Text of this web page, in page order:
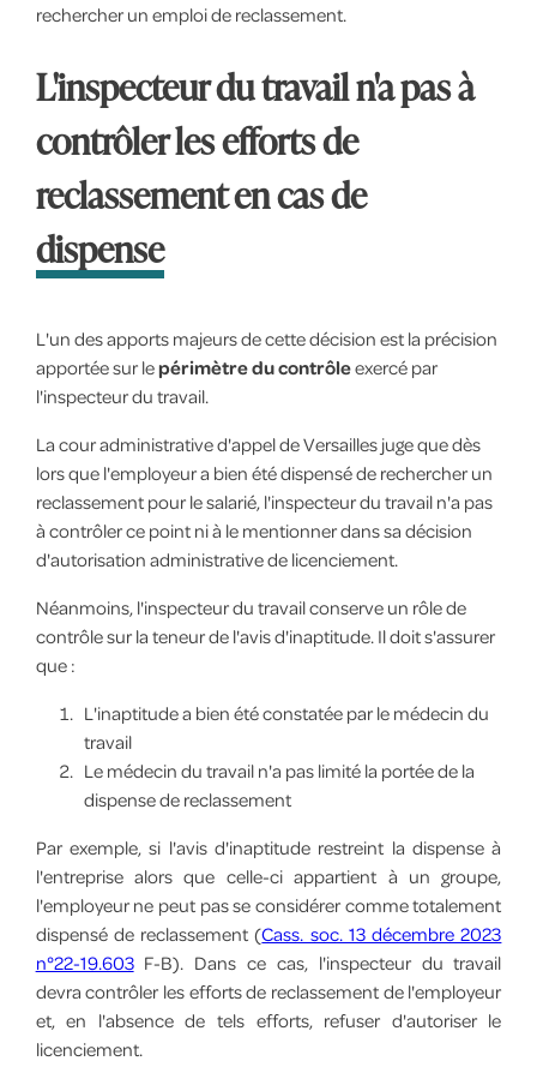
rechercher un emploi de reclassement.
L'inspecteur du travail n'a pas à
contrôler les efforts de
reclassement en cas de
dispense
L'un des apports majeurs de cette décision est la précision
apportée sur lepérimètre du contrôleexercé par
l'inspecteur du travail.
La cour administrative d'appel de Versailles juge que dès
lors que l'employeur a bien été dispensé de rechercher un
reclassement pour le salarié, l'inspecteur du travail n'a pas
à contrôler ce point ni à le mentionner dans sa décision
d'autorisation administrative de licenciement.
Néanmoins, l'inspecteur du travail conserve un rôle de
contrôle sur la teneur de l'avis d'inaptitude. Il doit s'assurer
que :
L'inaptitude a bien été constatée par le médecin du
travail
Le médecin du travail n'a pas limité la portée de la
dispense de reclassement
Par exemple, si l'avis d'inaptitude restreint la dispense à
l'entreprise alors que celle-ci appartient à un groupe,
l'employeur ne peut pas se considérer comme totalement
dispensé de reclassement (Cass. soc. 13 décembre 2023
n°22-19.603F-B). Dans ce cas, l'inspecteur du travail
devra contrôler les efforts de reclassement de l'employeur
et, en l'absence de tels efforts, refuser d'autoriser le
licenciement.